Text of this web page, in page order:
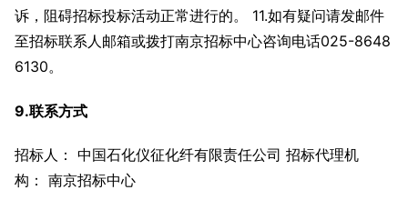
诉，阻碍招标投标活动正常进行的。 11.如有疑问请发邮件
至招标联系人邮箱或拨打南京招标中心咨询电话025-8648
6130。
9.联系方式
招标人： 中国石化仪征化纤有限责任公司 招标代理机
构： 南京招标中心